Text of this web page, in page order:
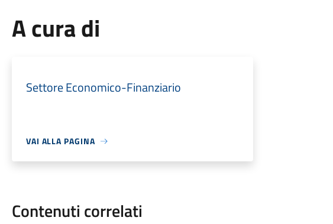
A cura di
Settore Economico-Finanziario
VAI ALLA PAGINA
Contenuti correlati